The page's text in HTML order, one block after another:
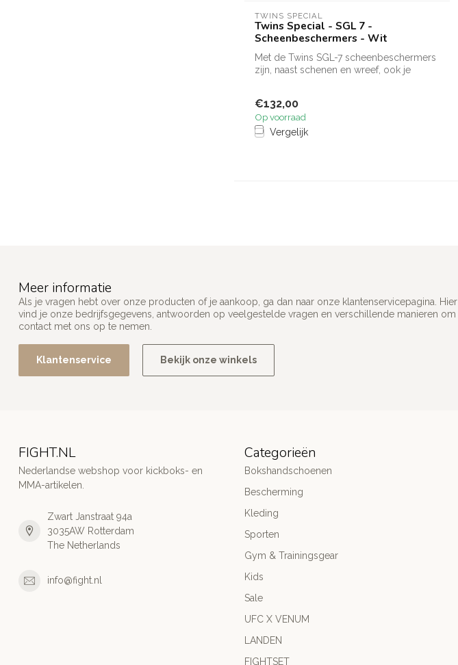
TWINS SPECIAL
Twins Special - SGL 7 -
Scheenbeschermers - Wit
Met de Twins SGL-7 scheenbeschermers
zijn, naast schenen en wreef, ook je
€132,00
Op voorraad
Vergelijk
Meer informatie
Als je vragen hebt over onze producten of je aankoop, ga dan naar onze klantenservicepagina. Hier
vind je onze bedrijfsgegevens, antwoorden op veelgestelde vragen en verschillende manieren om
contact met ons op te nemen.
Klantenservice Bekijk onze winkels
FIGHT.NL
Nederlandse webshop voor kickboks- en
MMA-artikelen.
Zwart Janstraat 94a
3035AW Rotterdam
The Netherlands
info@fight.nl
Categorieën
Bokshandschoenen
Bescherming
Kleding
Sporten
Gym & Trainingsgear
Kids
Sale
UFC X VENUM
LANDEN
FIGHTSET